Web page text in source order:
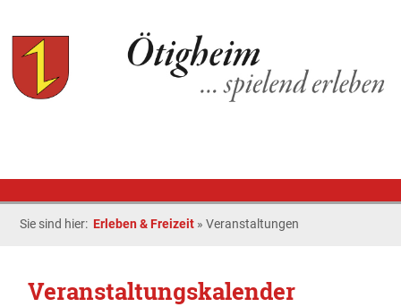
Sie sind hier: Erleben & Freizeit »Veranstaltungen
Veranstaltungskalender